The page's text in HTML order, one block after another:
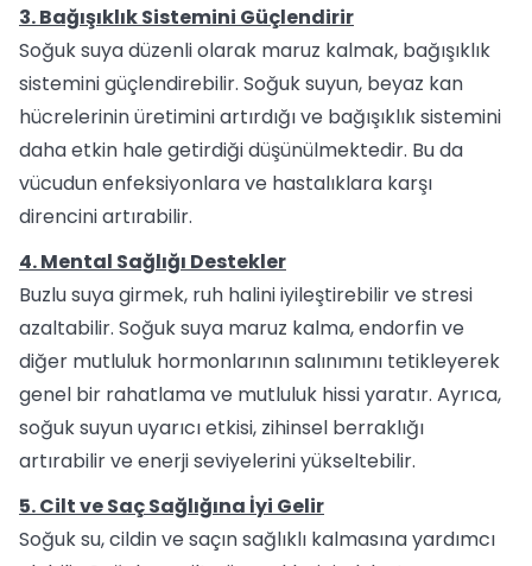
3. Bağışıklık Sistemini Güçlendirir
Soğuk suya düzenli olarak maruz kalmak, bağışıklık
sistemini güçlendirebilir. Soğuk suyun, beyaz kan
hücrelerinin üretimini artırdığı ve bağışıklık sistemini
daha etkin hale getirdiği düşünülmektedir. Bu da
vücudun enfeksiyonlara ve hastalıklara karşı
direncini artırabilir.
4. Mental Sağlığı Destekler
Buzlu suya girmek, ruh halini iyileştirebilir ve stresi
azaltabilir. Soğuk suya maruz kalma, endorfin ve
diğer mutluluk hormonlarının salınımını tetikleyerek
genel bir rahatlama ve mutluluk hissi yaratır. Ayrıca,
soğuk suyun uyarıcı etkisi, zihinsel berraklığı
artırabilir ve enerji seviyelerini yükseltebilir.
5. Cilt ve Saç Sağlığına İyi Gelir
Soğuk su, cildin ve saçın sağlıklı kalmasına yardımcı